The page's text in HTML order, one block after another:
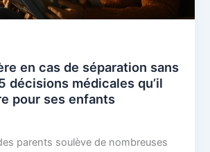
en cas de séparation sans
décisions médicales qu’il
pour ses enfants
parents soulève de nombreuses